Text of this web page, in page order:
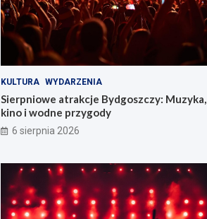
KULTURA WYDARZENIA
Sierpniowe atrakcje Bydgoszczy: Muzyka,
kino i wodne przygody
6 sierpnia 2026